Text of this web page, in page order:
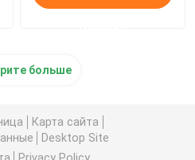
больше
Карта сайта
Desktop Site
Privacy Policy